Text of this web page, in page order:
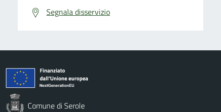
Segnala disservizio
Comune di Serole